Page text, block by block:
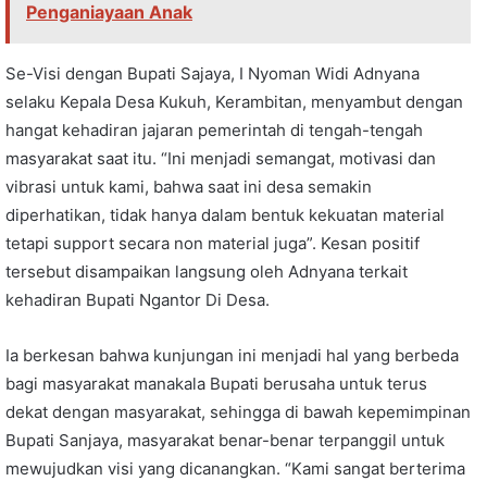
Penganiayaan Anak
Se-Visi dengan Bupati Sajaya, I Nyoman Widi Adnyana
selaku Kepala Desa Kukuh, Kerambitan, menyambut dengan
hangat kehadiran jajaran pemerintah di tengah-tengah
masyarakat saat itu. “Ini menjadi semangat, motivasi dan
vibrasi untuk kami, bahwa saat ini desa semakin
diperhatikan, tidak hanya dalam bentuk kekuatan material
tetapi support secara non material juga”. Kesan positif
tersebut disampaikan langsung oleh Adnyana terkait
kehadiran Bupati Ngantor Di Desa.
Ia berkesan bahwa kunjungan ini menjadi hal yang berbeda
bagi masyarakat manakala Bupati berusaha untuk terus
dekat dengan masyarakat, sehingga di bawah kepemimpinan
Bupati Sanjaya, masyarakat benar-benar terpanggil untuk
mewujudkan visi yang dicanangkan. “Kami sangat berterima